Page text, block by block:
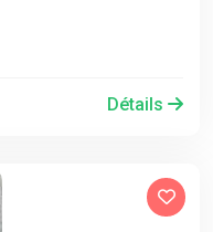
Détails